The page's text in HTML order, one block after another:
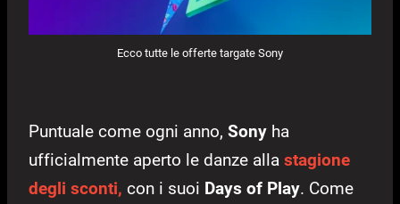
Ecco tutte le offerte targate Sony
Puntuale come ogni anno, Sony ha
ufficialmente aperto le danze alla stagione
degli sconti, con i suoi Days of Play. Come